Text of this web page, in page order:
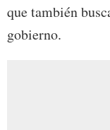
que también
gobierno.